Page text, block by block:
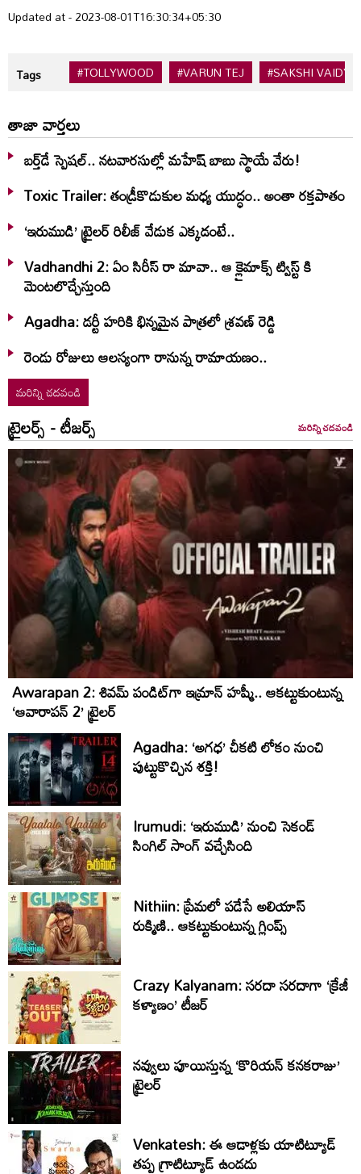
Updated at - 2023-08-01T16:30:34+05:30
Tags #TOLLYWOOD #VARUN TEJ #SAKSHI VAIDYA
తాజా వార్తలు
బర్త్‌‌డే స్పెషల్.. నటవారసుల్లో మహేష్ బాబు స్థాయే వేరు!
Toxic Trailer: తండ్రీకొడుకుల మధ్య యుద్ధం.. అంతా రక్తపాతం
‘ఇరుముడి’ ట్రైలర్ రిలీజ్ వేడుక ఎక్కడంటే..
Vadhandhi 2: ఏం సిరీస్ రా మావా.. ఆ క్లైమాక్స్ ట్విస్ట్ కి
మెంటలొచ్చేస్తుంది
Agadha: డర్టీ హరికి భిన్నమైన పాత్రలో శ్రవణ్‌ రెడ్డి
రెండు రోజులు ఆలస్యంగా రానున్న రామాయణం..
మరిన్ని చదవండి
ట్రైలర్స్ - టీజర్స్ మరిన్ని చదవండి
Awarapan 2: శివమ్ పండిట్‌గా ఇమ్రాన్ హష్మీ.. ఆకట్టుకుంటున్న
‘ఆవారాపన్ 2’ ట్రైలర్
Agadha: ‘అగధ’ చీకటి లోకం నుంచి
పుట్టుకొచ్చిన శక్తి!
Irumudi: ‘ఇరుముడి’ నుంచి సెకండ్
సింగిల్ సాంగ్ వచ్చేసింది
Nithiin: ప్రేమలో పడేసే అలియాస్
రుక్మిణి.. ఆకట్టుకుంటున్న గ్లింప్స్‌
Crazy Kalyanam: సరదా సరదాగా ‘క్రేజీ
కళ్యాణం’ టీజర్
నవ్వులు పూయిస్తున్న ‘కొరియన్ కనకరాజు’
ట్రైలర్
Venkatesh: ఈ ఆడాళ్లకు యాటిట్యూడ్
తప్ప గ్రాటిట్యూడ్ ఉండదు